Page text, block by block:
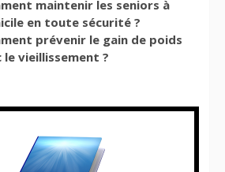
maintenir les seniors à
en toute sécurité ?
prévenir le gain de poids
le vieillissement ?